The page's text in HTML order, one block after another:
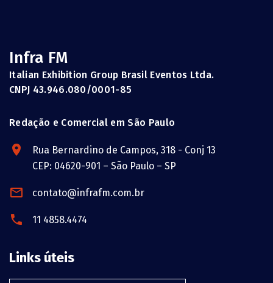
Infra FM
Italian Exhibition Group Brasil Eventos Ltda.
CNPJ 43.946.080/0001-85
Redação e Comercial em São Paulo
Rua Bernardino de Campos, 318 - Conj 13
CEP: 04620-901 – São Paulo – SP
contato@infrafm.com.br
11 4858.4474
Links úteis